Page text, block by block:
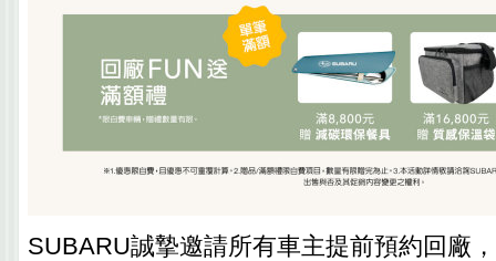
SUBARU誠摯邀請所有車主提前預約回廠